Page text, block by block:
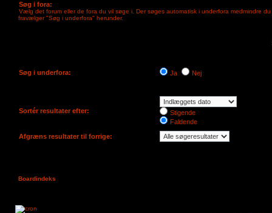
Søg i fora:
Vælg det forum eller de fora du vil søge i. Der søges automatisk i underfora medmindre du
fravælger "Søg i underfora" herunder.
Søg i underfora: Ja Nej
Sortér resultater efter:
Stigende
Faldende
Afgræns resultater til forrige:
Boardindeks